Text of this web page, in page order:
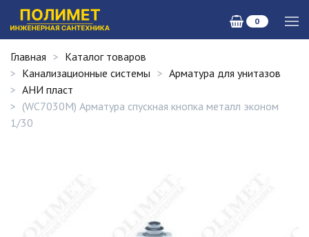
0
Главная
Каталог товаров
Канализационные системы
Арматура для унитазов
АНИ пласт
(WC7030M) Арматура спускная кнопка металл эконом
1/30